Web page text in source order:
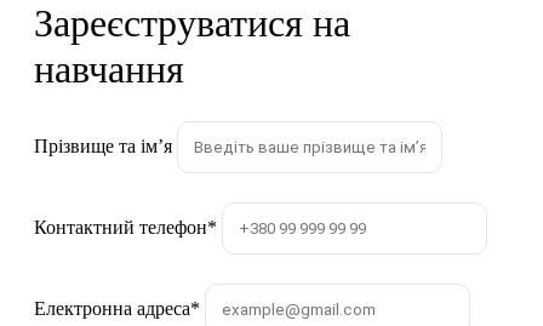
Зареєструватися на
навчання
Прізвище та імʼя
Контактний телефон*
Електронна адреса*